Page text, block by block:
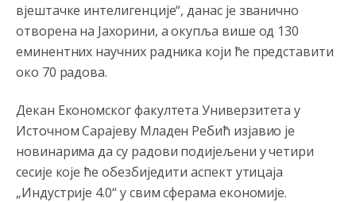
вјештачке интелигенције“, данас је званично
отворена на Јахорини, а окупља више од 130
еминентних научних радника који ће представити
око 70 радова.
Декан Економског факултета Универзитета у
Источном Сарајеву Младен Ребић изјавио је
новинарима да су радови подијељени у четири
сесије које ће обезбиједити аспект утицаја
„Индустрије 4.0“ у свим сферама економије.